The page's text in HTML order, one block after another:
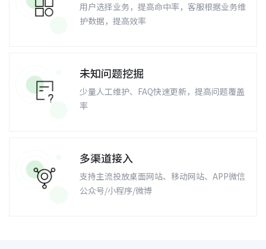
用户选择业务，提高命中率，客服根据业务维
护数据，提高效率
未知问题挖掘
少量人工维护、FAQ快速更新，提高问题覆盖
率
多渠道接入
支持主流投放桌面网站、移动网站、APP微信
公众号/小程序/微博